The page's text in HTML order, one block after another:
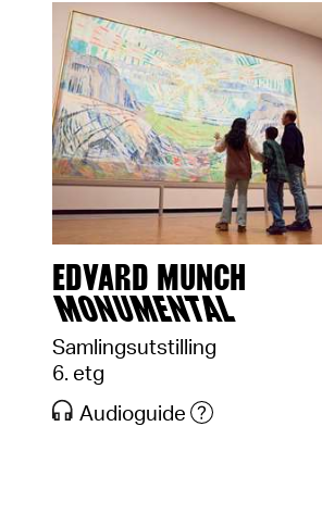
EDVARD MUNCH
MONUMENTAL
Samlingsutstilling
6. etg
Audioguide